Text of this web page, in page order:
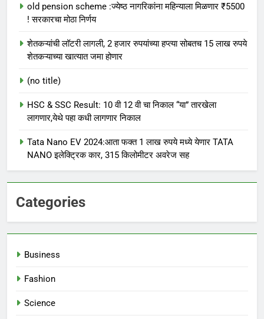
old pension scheme :ज्येष्ठ नागरिकांना महिन्याला मिळणार ₹5500
! सरकारचा मोठा निर्णय
शेतकऱ्यांची लॉटरी लागली, 2 हजार रुपयांच्या हप्त्या सोबतच 15 लाख रुपये
शेतकऱ्याच्या खात्यात जमा होणार
(no title)
HSC & SSC Result: 10 वी 12 वी चा निकाल “या” तारखेला
लागणार,येथे पहा कधी लागणार निकाल
Tata Nano EV 2024:आता फक्त 1 लाख रुपये मध्ये येणार TATA
NANO इलेक्ट्रिक कार, 315 किलोमीटर अवरेज सह
Categories
Business
Fashion
Science